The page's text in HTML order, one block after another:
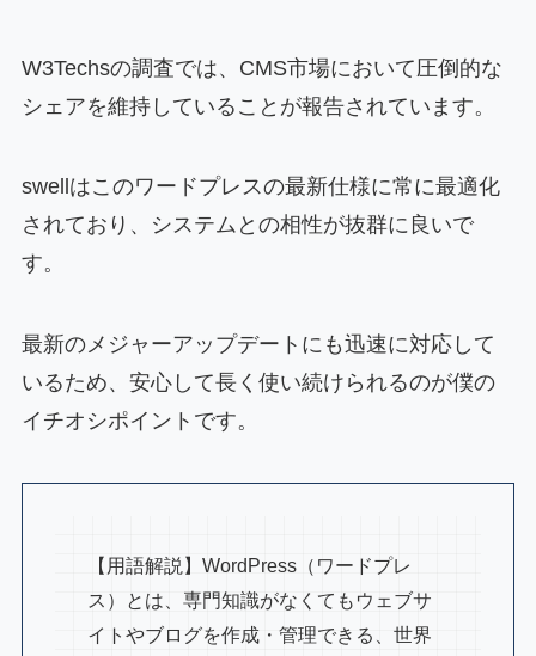
W3Techsの調査では、CMS市場において圧倒的な
シェアを維持していることが報告されています。
swellはこのワードプレスの最新仕様に常に最適化
されており、システムとの相性が抜群に良いで
す。
最新のメジャーアップデートにも迅速に対応して
いるため、安心して長く使い続けられるのが僕の
イチオシポイントです。
【用語解説】WordPress（ワードプレ
ス）とは、専門知識がなくてもウェブサ
イトやブログを作成・管理できる、世界